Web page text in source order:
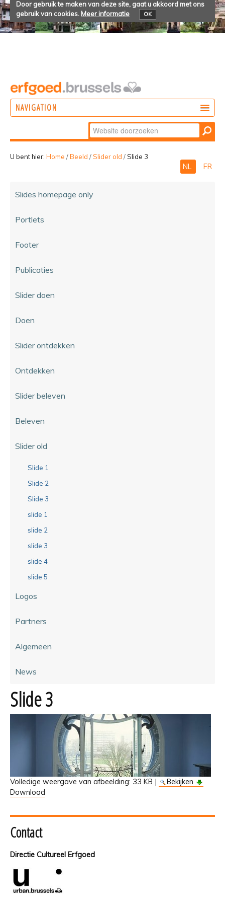
Door gebruik te maken van deze site, gaat u akkoord met ons
gebruik van cookies. Meer informatie OK
NAVIGATION
Zoek
Geavanceerd
zoeken...
U bent hier: Home /Beeld /Slider old /Slide 3
NL FR
Slides homepage only
Portlets
Footer
Publicaties
Slider doen
Doen
Slider ontdekken
Ontdekken
Slider beleven
Beleven
Slider old
Slide 1
Slide 2
Slide 3
slide 1
slide 2
slide 3
slide 4
slide 5
Logos
Partners
Algemeen
News
Slide 3
Volledige weergave van afbeelding: 33 KB |
Bekijken
Download
Contact
Directie Cultureel Erfgoed